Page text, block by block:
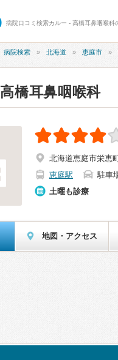
病院口コミ検索カルー - 高橋耳鼻咽喉科
病院検索 北海道 恵庭市
高橋耳鼻咽喉科
北海道恵庭市栄恵
恵庭駅
駐車
土曜も診療
地図・アクセス